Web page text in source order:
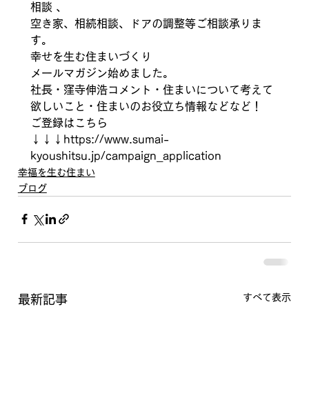
相談 、
空き家、相続相談、ドアの調整等ご相談承りま
す。
幸せを生む住まいづくり
メールマガジン始めました。
社長・窪寺伸浩コメント・住まいについて考えて
欲しいこと・住まいのお役立ち情報などなど！
ご登録はこちら
↓↓↓https://www.sumai-
kyoushitsu.jp/campaign_application
幸福を生む住まい
ブログ
最新記事 すべて表示